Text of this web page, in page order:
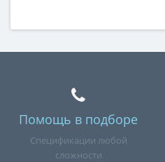
Помощь в подборе
Спецификации любой
сложности